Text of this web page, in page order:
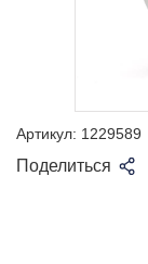
Артикул: 1229589
Поделиться